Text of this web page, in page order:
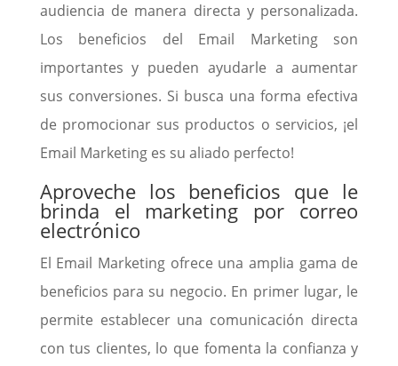
audiencia de manera directa y personalizada.
Los beneficios del Email Marketing son
importantes y pueden ayudarle a aumentar
sus conversiones. Si busca una forma efectiva
de promocionar sus productos o servicios, ¡el
Email Marketing es su aliado perfecto!
Aproveche los beneficios que le
brinda el marketing por correo
electrónico
El Email Marketing ofrece una amplia gama de
beneficios para su negocio. En primer lugar, le
permite establecer una comunicación directa
con tus clientes, lo que fomenta la confianza y